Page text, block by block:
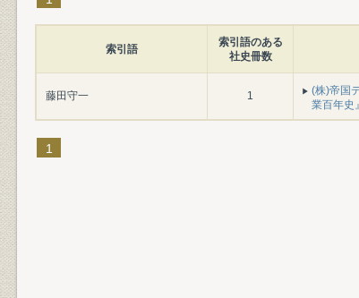
索引語
索引語のある
社史冊数
藤田守一 1
(株)帝国
業百年史
1